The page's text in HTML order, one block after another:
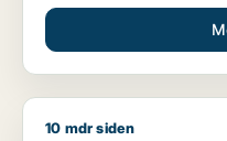
Per søger kontor,
10 mdr siden